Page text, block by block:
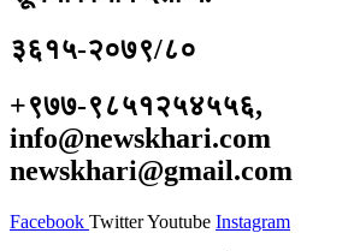
३६१५-२०७९/८०
+९७७-९८५१२५४५५६,
info@newskhari.com
newskhari@gmail.com
Facebook TwitterYoutube Instagram